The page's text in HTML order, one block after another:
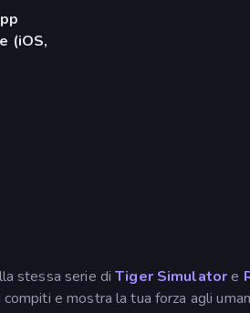
(iOS,
stessa serie diTiger Simulatore
e mostra la tua forza agli